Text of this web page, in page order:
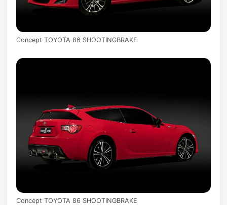
Concept TOYOTA 86 SHOOTINGBRAKE
Concept TOYOTA 86 SHOOTINGBRAKE